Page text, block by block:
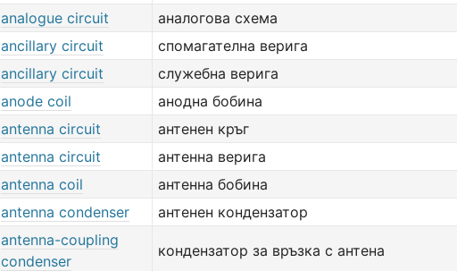
analogue circuit
аналогова схема
ancillary circuit
спомагателна верига
ancillary circuit
служебна верига
anode coil
анодна бобина
antenna circuit
антенен кръг
antenna circuit
антенна верига
antenna coil
антенна бобина
antenna condenser антенен кондензатор
antenna-coupling
condenser
кондензатор за връзка с антена